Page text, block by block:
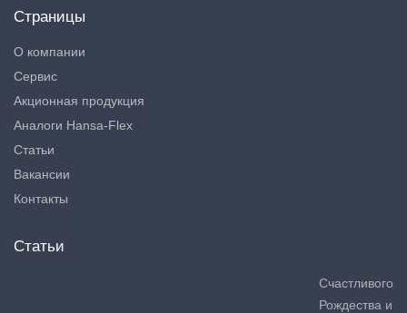
Страницы
О компании
Сервис
Акционная продукция
Аналоги Hansa-Flex
Статьи
Вакансии
Контакты
Статьи
Счастливого
Рождества и